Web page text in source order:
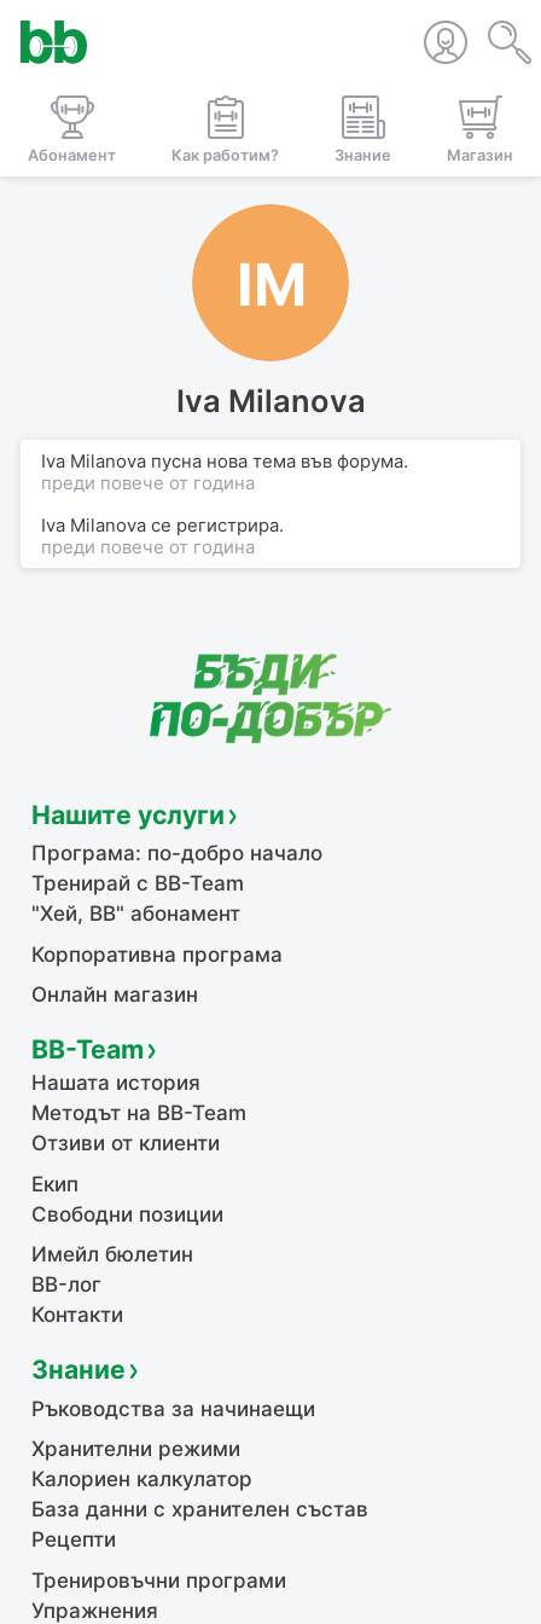
Абонамент Как работим? Знание Магазин
IM
Iva Milanova
Iva Milanova пусна нова тема във форума.
преди повече от година
Iva Milanova се регистрира.
преди повече от година
Нашите услуги
Програма: по-добро начало
Тренирай с BB-Team
"Хей, ВВ" абонамент
Корпоративна програма
Онлайн магазин
BB-Team
Нашата история
Методът на BB-Team
Отзиви от клиенти
Екип
Свободни позиции
Имейл бюлетин
BB-лог
Контакти
Знание
Ръководства за начинаещи
Хранителни режими
Калориен калкулатор
База данни с хранителен състав
Рецепти
Тренировъчни програми
Упражнения